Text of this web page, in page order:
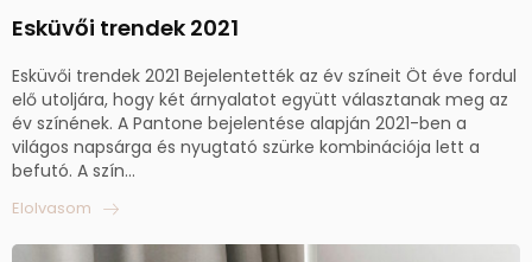
Esküvői trendek 2021
Esküvői trendek 2021 Bejelentették az év színeit Öt éve fordul
elő utoljára, hogy két árnyalatot együtt választanak meg az
év színének. A Pantone bejelentése alapján 2021-ben a
világos napsárga és nyugtató szürke kombinációja lett a
befutó. A szín...
Elolvasom